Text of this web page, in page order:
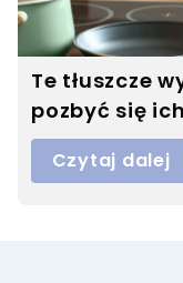
Te tłuszcze
pozbyć się
Czytaj dalej